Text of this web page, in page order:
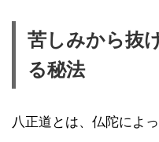
苦しみから抜
る秘法
八正道とは、仏陀によ